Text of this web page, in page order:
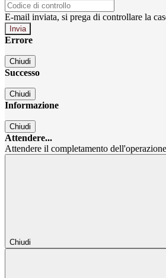
E-mail inviata, si prega di controllare la
Errore
Chiudi
Successo
Chiudi
Informazione
Chiudi
Attendere...
Attendere il completamento
Chiudi